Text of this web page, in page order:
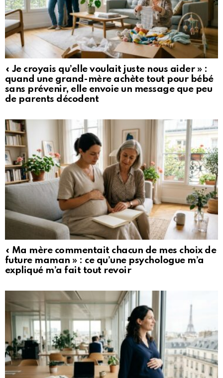
« Je croyais qu’elle voulait juste nous aider » :
quand une grand-mère achète tout pour bébé
sans prévenir, elle envoie un message que peu
de parents décodent
« Ma mère commentait chacun de mes choix de
future maman » : ce qu’une psychologue m’a
expliqué m’a fait tout revoir